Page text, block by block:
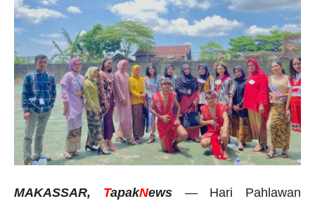
MAKASSAR, TapakNews— Hari Pahlawan